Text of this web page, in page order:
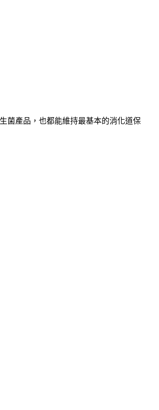
菌產品，也都能維持最基本的消化道保